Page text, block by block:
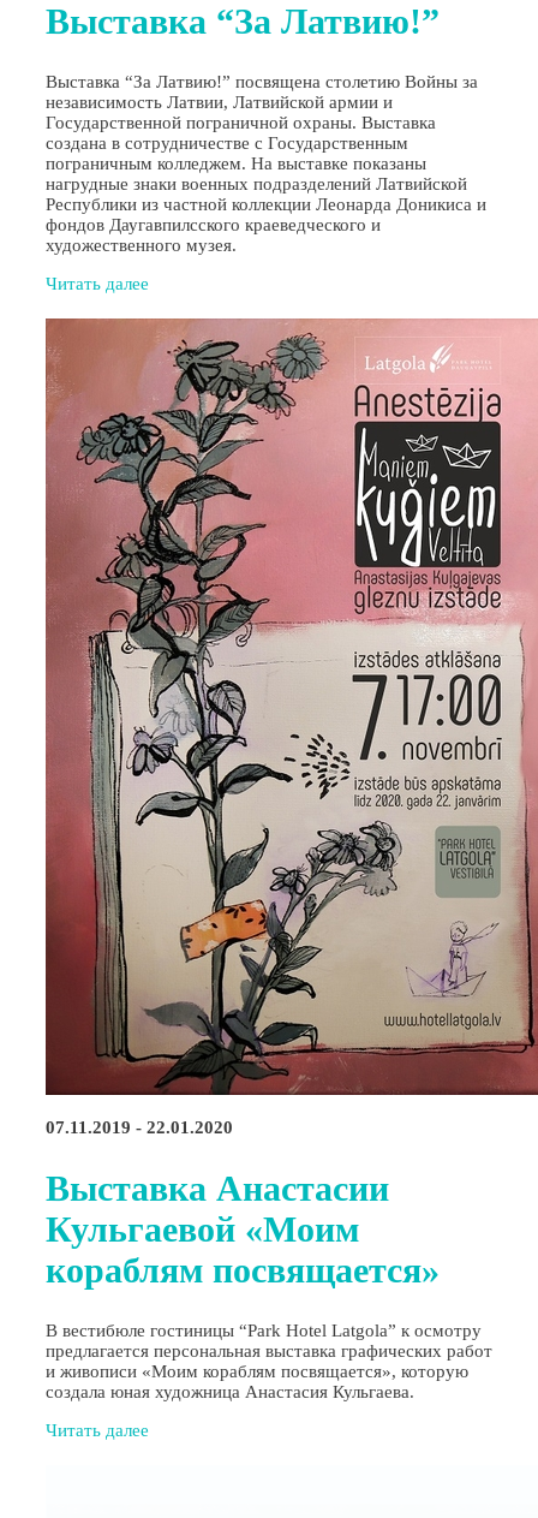
Выставка “За Латвию!”
Выставка “За Латвию!” посвящена столетию Войны за
независимость Латвии, Латвийской армии и
Государственной пограничной охраны. Выставка
создана в сотрудничестве с Государственным
пограничным колледжем. На выставке показаны
нагрудные знаки военных подразделений Латвийской
Республики из частной коллекции Леонарда Доникиса и
фондов Даугавпилсского краеведческого и
художественного музея.
Читать далее
07.11.2019 - 22.01.2020
Выставка Анастасии
Кульгаевой «Моим
кораблям посвящается»
В вестибюле гостиницы “Park Hotel Latgola” к осмотру
предлагается персональная выставка графических работ
и живописи «Моим кораблям посвящается», которую
создала юная художница Анастасия Кульгаева.
Читать далее